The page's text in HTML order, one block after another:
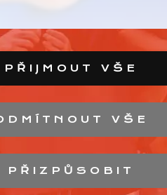
PŘIJMOUT VŠE
VŠE
PŘIZPŮSOBIT